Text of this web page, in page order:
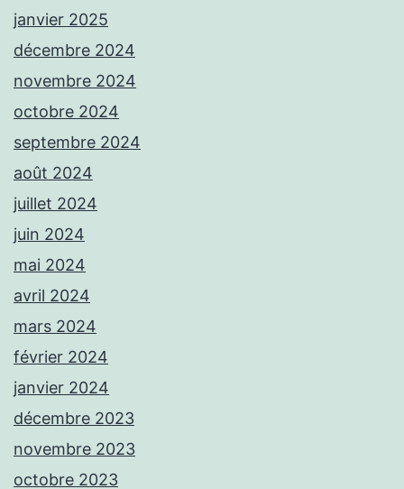
janvier 2025
décembre 2024
novembre 2024
octobre 2024
septembre 2024
août 2024
juillet 2024
juin 2024
mai 2024
avril 2024
mars 2024
février 2024
janvier 2024
décembre 2023
novembre 2023
octobre 2023